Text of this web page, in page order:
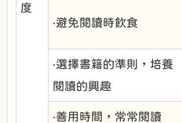
度
‧避免閱讀時飲食
‧選擇書籍的準則，培養
閱讀的興趣
‧善用時間，常常閱讀